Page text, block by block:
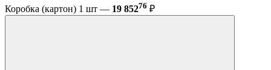
Коробка (картон) 1 шт — 19 85276 ₽